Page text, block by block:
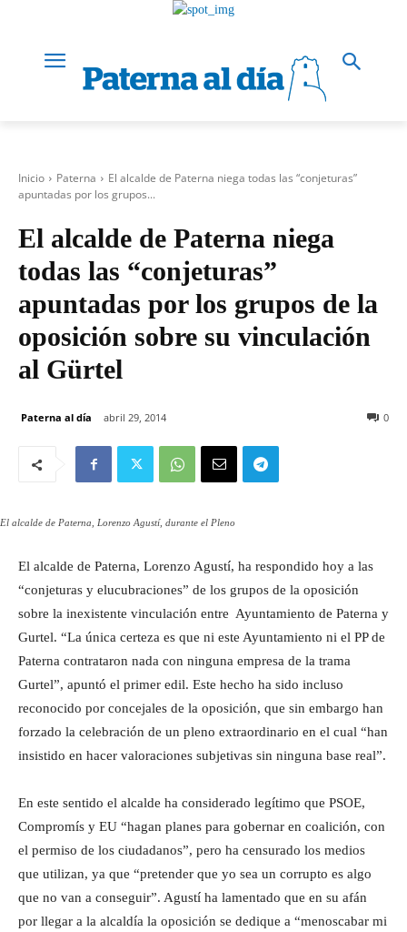
Inicio Paterna
El alcalde de Paterna niega todas las “conjeturas”
apuntadas por los grupos...
El alcalde de Paterna niega
todas las “conjeturas”
apuntadas por los grupos de la
oposición sobre su vinculación
al Gürtel
Paterna al día abril 29, 2014 0
El alcalde de Paterna, Lorenzo Agustí, durante el Pleno
El alcalde de Paterna, Lorenzo Agustí, ha respondido hoy a las
“conjeturas y elucubraciones” de los grupos de la oposición
sobre la inexistente vinculación entre Ayuntamiento de Paterna y
Gurtel. “La única certeza es que ni este Ayuntamiento ni el PP de
Paterna contrataron nada con ninguna empresa de la trama
Gurtel”, apuntó el primer edil. Este hecho ha sido incluso
reconocido por concejales de la oposición, que sin embargo han
forzado la celebración de un pleno extraordinario en el cual “han
insistido en hacer valoraciones subjetivas sin ninguna base real”.
En este sentido el alcalde ha considerado legítimo que PSOE,
Compromís y EU “hagan planes para gobernar en coalición, con
el permiso de los ciudadanos”, pero ha censurado los medios
que utilizan, ya que “pretender que yo sea un corrupto es algo
que no van a conseguir”. Agustí ha lamentado que en su afán
por llegar a la alcaldía la oposición se dedique a “menoscabar mi